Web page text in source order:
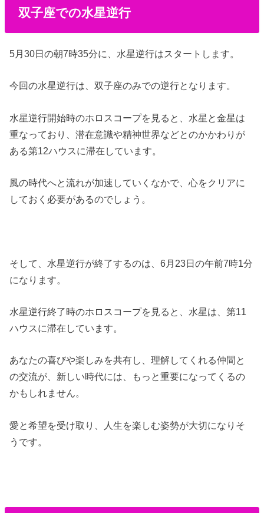
双子座での水星逆行
5月30日の朝7時35分に、水星逆行はスタートします。
今回の水星逆行は、双子座のみでの逆行となります。
水星逆行開始時のホロスコープを見ると、水星と金星は
重なっており、潜在意識や精神世界などとのかかわりが
ある第12ハウスに滞在しています。
風の時代へと流れが加速していくなかで、心をクリアに
しておく必要があるのでしょう。
そして、水星逆行が終了するのは、6月23日の午前7時1分
になります。
水星逆行終了時のホロスコープを見ると、水星は、第11
ハウスに滞在しています。
あなたの喜びや楽しみを共有し、理解してくれる仲間と
の交流が、新しい時代には、もっと重要になってくるの
かもしれません。
愛と希望を受け取り、人生を楽しむ姿勢が大切になりそ
うです。